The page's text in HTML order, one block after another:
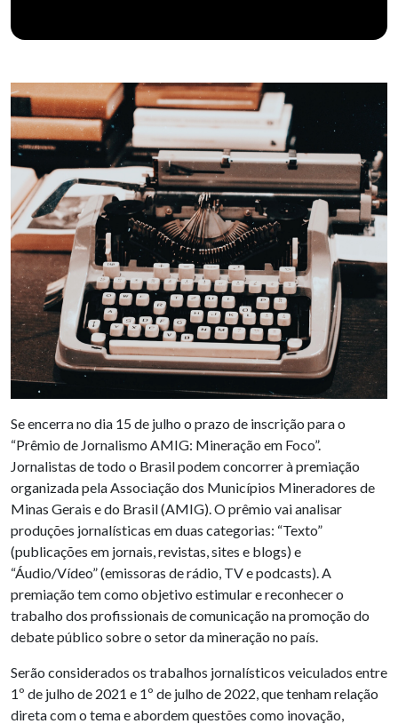
Se encerra no dia 15 de julho o prazo de inscrição para o
“Prêmio de Jornalismo AMIG: Mineração em Foco”.
Jornalistas de todo o Brasil podem concorrer à premiação
organizada pela Associação dos Municípios Mineradores de
Minas Gerais e do Brasil (AMIG). O prêmio vai analisar
produções jornalísticas em duas categorias: “Texto”
(publicações em jornais, revistas, sites e blogs) e
“Áudio/Vídeo” (emissoras de rádio, TV e podcasts). A
premiação tem como objetivo estimular e reconhecer o
trabalho dos profissionais de comunicação na promoção do
debate público sobre o setor da mineração no país.
Serão considerados os trabalhos jornalísticos veiculados entre
1º de julho de 2021 e 1º de julho de 2022, que tenham relação
direta com o tema e abordem questões como inovação,